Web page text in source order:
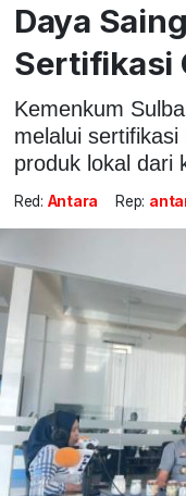
Daya
Sertifikasi
Kemenkum
melalui
produk lokal dari
Red: Antara Rep: